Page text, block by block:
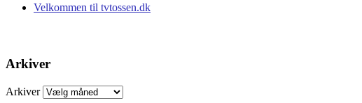
Velkommen til tvtossen.dk
Arkiver
Arkiver